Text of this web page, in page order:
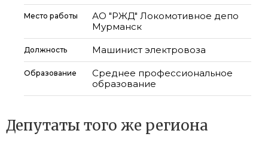
Место работы
АО "РЖД" Локомотивное депо
Мурманск
Должность Машинист электровоза
Образование
Среднее профессиональное
образование
Депутаты того же региона